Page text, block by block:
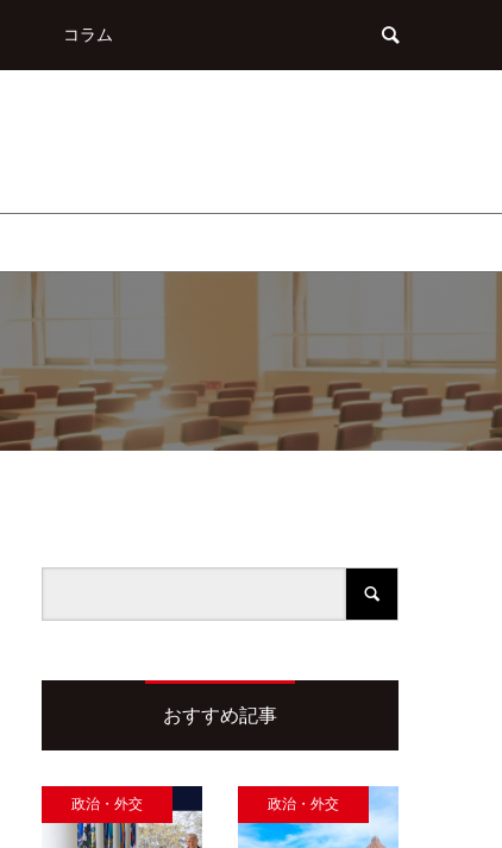
コラム
おすすめ記事
政治・外交 政治・外交